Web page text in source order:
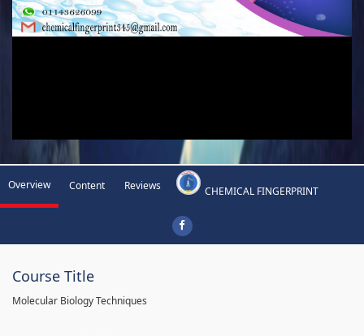
Overview Content Reviews CHEMICAL FINGERPRINT
Course Title
Molecular Biology Techniques